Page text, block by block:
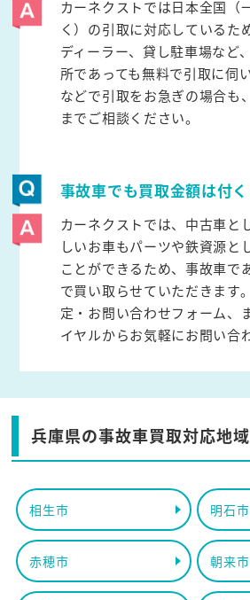
カーネクストでは日本全国（
く）の引取に対応しているた
ディーラー、貸し駐車場など
所であっても無料で引取に伺
などで引取をお急ぎの場合も
までご相談ください。
事故車でも買取金額は付く
カーネクストでは、中古車と
しいお車もパーツや鉄資源と
ことができるため、事故車で
で買い取らせていただきます
定・お問い合わせフォーム、
イヤルからお気軽にお問い合
兵庫県の事故車買取対応地域
相生市 明石市
赤穂市 朝来市